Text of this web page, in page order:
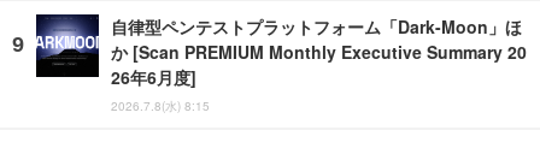
自律型ペンテストプラットフォーム「Dark-Moon」ほ
か [Scan PREMIUM Monthly Executive Summary 20
26年6月度]
2026.7.8(水) 8:15